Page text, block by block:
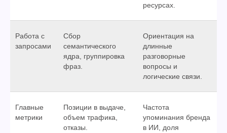
ресурсах.
Работа с
запросами
Сбор
семантического
ядра, группировка
фраз.
Ориентация на
длинные
разговорные
вопросы и
логические связи.
Главные
метрики
Позиции в выдаче,
объем трафика,
отказы.
Частота
упоминания бренда
в ИИ, доля